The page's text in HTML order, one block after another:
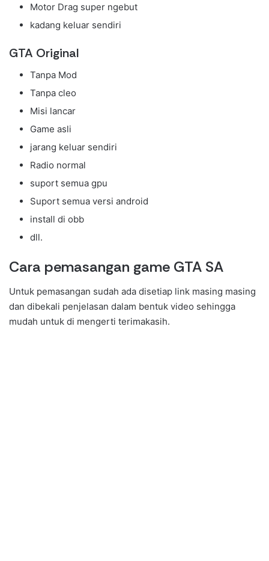
Motor Drag super ngebut
kadang keluar sendiri
GTA Original
Tanpa Mod
Tanpa cleo
Misi lancar
Game asli
jarang keluar sendiri
Radio normal
suport semua gpu
Suport semua versi android
install di obb
dll.
Cara pemasangan game GTA SA
Untuk pemasangan sudah ada disetiap link masing masing
dan dibekali penjelasan dalam bentuk video sehingga
mudah untuk di mengerti terimakasih.